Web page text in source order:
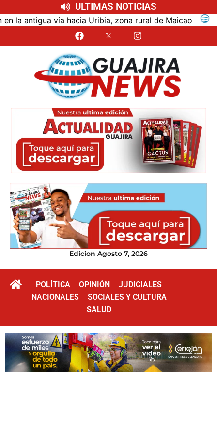
ULTIMAS NOTICIAS
vía hacia Uribia, zona rural de Maicao
Edicion Agosto 7, 2026
POLÍTICA OPINIÓN
JUDICIALES
NACIONALES
SOCIALES Y CULTURA
SALUD